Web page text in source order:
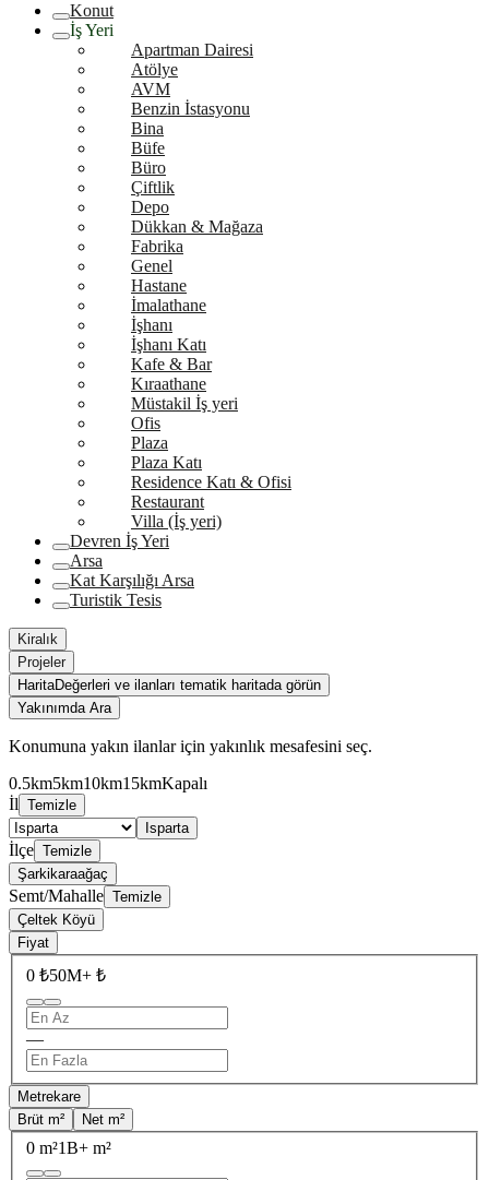
Konut
İş Yeri
Apartman Dairesi
Atölye
AVM
Benzin İstasyonu
Bina
Büfe
Büro
Çiftlik
Depo
Dükkan & Mağaza
Fabrika
Genel
Hastane
İmalathane
İşhanı
İşhanı Katı
Kafe & Bar
Kıraathane
Müstakil İş yeri
Ofis
Plaza
Plaza Katı
Residence Katı & Ofisi
Restaurant
Villa (İş yeri)
Devren İş Yeri
Arsa
Kat Karşılığı Arsa
Turistik Tesis
Kiralık
Projeler
HaritaDeğerleri ve ilanları tematik haritada görün
Yakınımda Ara
Konumuna yakın ilanlar için yakınlık mesafesini seç.
0.5km5km10km15kmKapalı
İl Temizle
Isparta
İlçe Temizle
Şarkikaraağaç
Semt/Mahalle Temizle
Çeltek Köyü
Fiyat
0 ₺50M+ ₺
—
Metrekare
Brüt m²
Net m²
0 m²1B+ m²